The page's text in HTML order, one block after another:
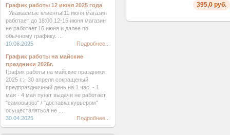
395,0 руб.
График работы 12 июня 2025 года
Уважаемые клиенты!11 июня магазин
работает до 18:00.12-15 июня магазин
не работает.16 июня и далее по
обычному графику. ...
10.06.2025
Подробнее...
График работы на майские
праздники 2025г.
График работы на майские праздники
2025 г.:- 30 апреля сокращеный
предпраздничный день на 1 час. - 1
мая - 4 мая пункт выдачи не работает,
"самовывоз" / "доставка курьером"
осуществляться не ...
30.04.2025
Подробнее...